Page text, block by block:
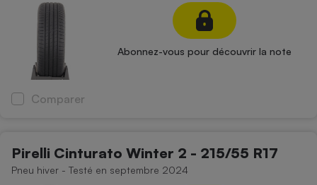
Abonnez-vous pour découvrir la note
Comparer
Pirelli Cinturato Winter 2 - 215/55 R17
Pneu hiver - Testé en septembre 2024